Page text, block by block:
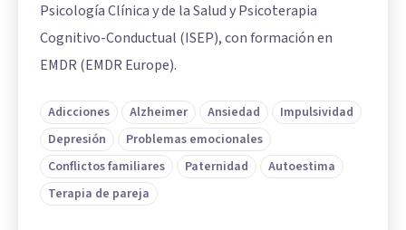
Psicología Clínica y de la Salud y Psicoterapia
Cognitivo-Conductual (ISEP), con formación en
EMDR (EMDR Europe).
Adicciones Alzheimer Ansiedad
Impulsividad
Depresión
Problemas emocionales
Conflictos familiares
Paternidad
Autoestima
Terapia de pareja